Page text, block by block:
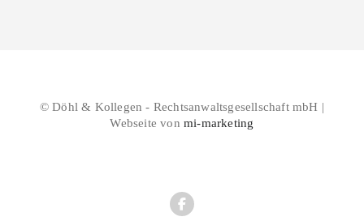
© Döhl & Kollegen - Rechtsanwaltsgesellschaft mbH |
Webseite vonmi-marketing